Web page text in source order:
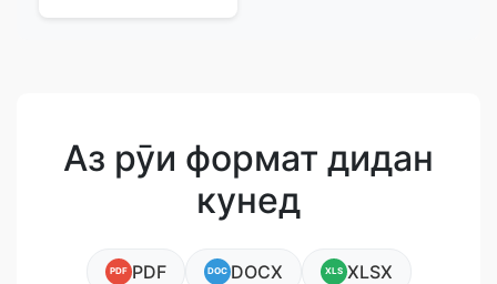
Аз рӯи формат дидан
кунед
PDF PDF DOC DOCX XLS XLSX